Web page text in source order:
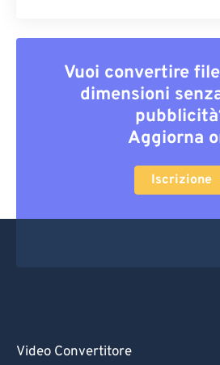
Vuoi convertire
dimensioni
Aggiorna
Iscrizione
Video Convertitore